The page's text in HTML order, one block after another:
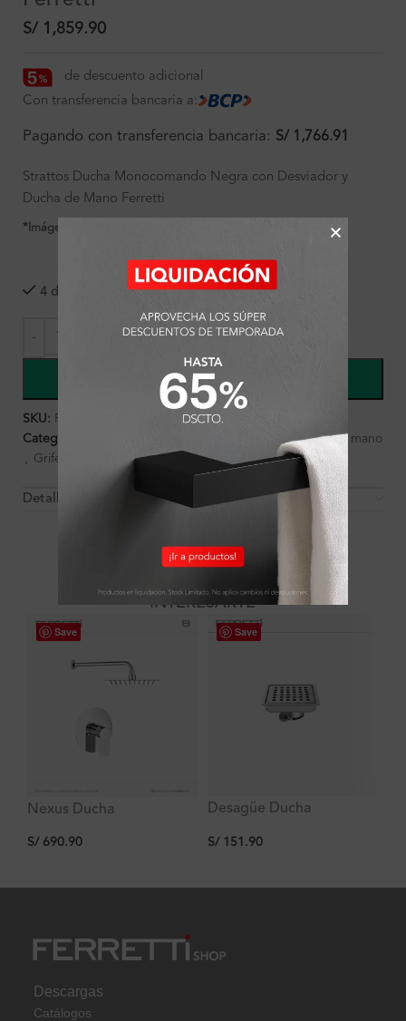
S/ 1,859.90
de descuento adicional
Con transferencia bancaria a:
Pagando con transferencia bancaria: S/ 1,766.91
Strattos Ducha Monocomando Negra con Desviador y
Ducha de Mano Ferretti
*Imágenes referenciales
4 disponibles
COMPRAR
SKU: FA8626
Categorías:
Ducha de mano
, Griferías
Detalles y Material
OTROS PRODUCTOS QUE PUEDEN
INTERESARTE
Save
Nexus Ducha
20Cm Cuadrada + Brazo
S/ 690.90
Save
Desagüe Ducha
110x110mm Signature
S/151.90
Descargas
Catálogos